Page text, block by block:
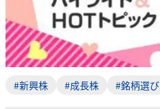
#新興株 #成長株 #銘柄選び